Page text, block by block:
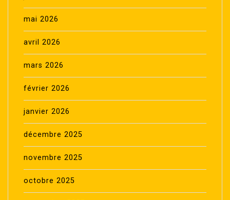
mai 2026
avril 2026
mars 2026
février 2026
janvier 2026
décembre 2025
novembre 2025
octobre 2025